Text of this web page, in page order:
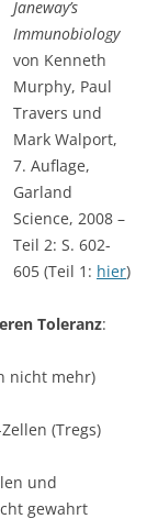
Janeway’s
Immunobiology
von Kenneth
Murphy, Paul
Travers und
Mark Walport,
7. Auflage,
Garland
Science, 2008 –
Teil 2: S. 602-
605 (Teil 1: hier)
Toleranz:
nicht mehr)
(Tregs)
und
gewahrt